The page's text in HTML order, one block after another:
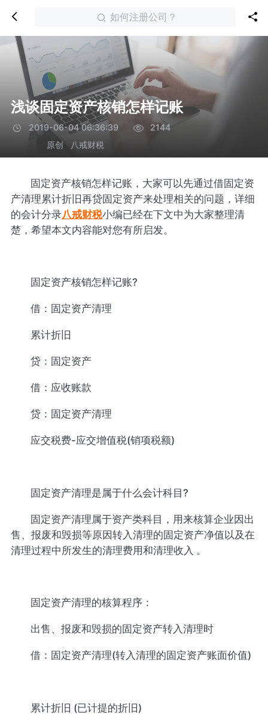
如何注册公司？
浅谈固定资产核销怎样记账
2019-06-04 06:36:39
2144
原创
八戒财税
固定资产核销怎样记账，大家可以先通过借固定资
产清理累计折旧再贷固定资产来处理相关的问题，详细
的会计分录八戒财税小编已经在下文中为大家整理清
楚，希望本文内容能对您有所启发。
固定资产核销怎样记账?
借：固定资产清理
累计折旧
贷：固定资产
借：应收账款
贷：固定资产清理
应交税费-应交增值税(销项税额)
固定资产清理是属于什么会计科目?
固定资产清理属于资产类科目，用来核算企业因出
售、报废和毁损等原因转入清理的固定资产净值以及在
清理过程中所发生的清理费用和清理收入 。
固定资产清理的核算程序：
出售、报废和毁损的固定资产转入清理时
借：固定资产清理(转入清理的固定资产账面价值)
累计折旧 (已计提的折旧)